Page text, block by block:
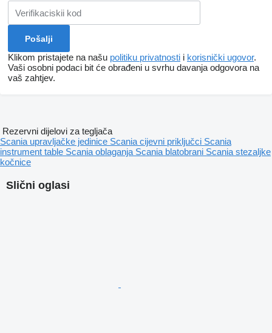
Klikom pristajete na našu politiku privatnosti i korisnički ugovor.
Vaši osobni podaci bit će obrađeni u svrhu davanja odgovora na
vaš zahtjev.
Slični oglasi
Rezervni dijelovi za tegljača
Scania upravljačke jedinice Scania cijevni priključci Scania
instrument table Scania oblaganja Scania blatobrani Scania stezaljkе
kočnice